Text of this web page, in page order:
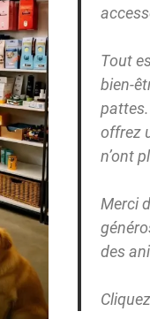
Tout
bien-
offrez
n’ont
Merci
des